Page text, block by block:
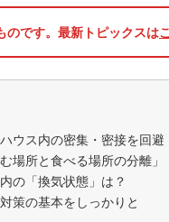
のです。最新トピックスは
ウス内の密集・密接を回避
場所と食べる場所の分離」
の「換気状態」は？
策の基本をしっかりと